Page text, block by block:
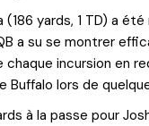
(186 yards, 1 TD) a
a su se montrer
chaque incursion en
Buffalo lors de
à la passe pour